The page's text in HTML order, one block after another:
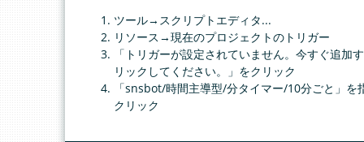
ツール→スクリプトエディタ...
リソース→現在のプロジェクトのトリガー
「トリガーが設定されていません。今すぐ追加
リックしてください。」をクリック
「snsbot/時間主導型/分タイマー/10分ごと」を
クリック